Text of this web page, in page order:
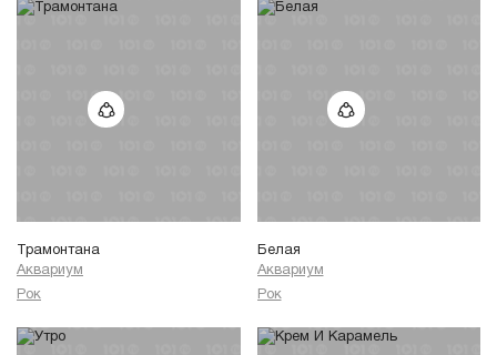
Трамонтана
Аквариум
Рок
Белая
Аквариум
Рок